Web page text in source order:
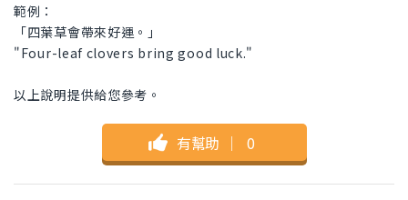
範例：
「四葉草會帶來好運。」
"Four-leaf clovers bring good luck."
以上說明提供給您參考。
有幫助 ｜ 0